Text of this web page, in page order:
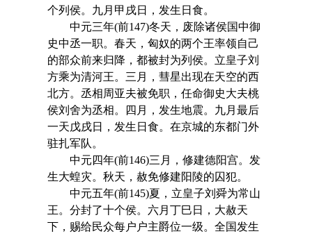
个列侯。九月甲戌日，发生日食。
中元三年(前147)冬天，废除诸侯国中御
史中丞一职。春天，匈奴的两个王率领自己
的部众前来归降，都被封为列侯。立皇子刘
方乘为清河王。三月，彗星出现在天空的西
北方。丞相周亚夫被免职，任命御史大夫桃
侯刘舍为丞相。四月，发生地震。九月最后
一天戊戌日，发生日食。在京城的东都门外
驻扎军队。
中元四年(前146)三月，修建德阳宫。发
生大蝗灾。秋天，赦免修建阳陵的囚犯。
中元五年(前145)夏，立皇子刘舜为常山
王。分封了十个侯。六月丁巳日，大赦天
下，赐给民众每户户主爵位一级。全国发生